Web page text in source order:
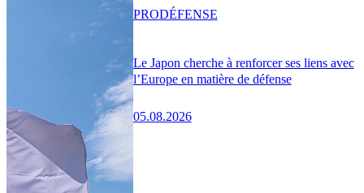
Le Japon cherche à renforcer ses liens avec
l’Europe en matière de défense
05.08.2026
PRODÉFENSE